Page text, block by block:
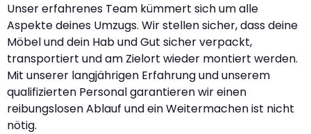
Unser erfahrenes Team kümmert sich um alle
Aspekte deines Umzugs. Wir stellen sicher, dass deine
Möbel und dein Hab und Gut sicher verpackt,
transportiert und am Zielort wieder montiert werden.
Mit unserer langjährigen Erfahrung und unserem
qualifizierten Personal garantieren wir einen
reibungslosen Ablauf und ein Weitermachen ist nicht
nötig.